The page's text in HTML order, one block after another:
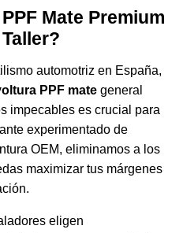
Mate Premium
automotriz en España,
PPF mate general
impecables es crucial para
experimentado de
OEM, eliminamos a los
maximizar tus márgenes
eligen